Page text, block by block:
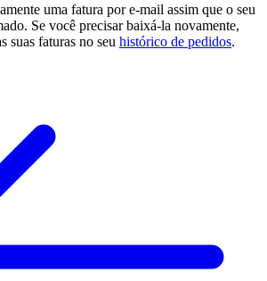
uma fatura por e-mail assim que o seu
Se você precisar baixá-la novamente,
suas faturas no seu histórico de pedidos.